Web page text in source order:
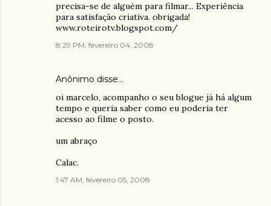
precisa-se de alguém para filmar... Experiência
para satisfação criativa. obrigada!
www.roteirotv.blogspot.com/
8:29 PM, fevereiro 04, 2008
Anônimo disse…
oi marcelo, acompanho o seu blogue já há algum
tempo e queria saber como eu poderia ter
acesso ao filme o posto.
um abraço
Calac.
1:47 AM, fevereiro 05, 2008